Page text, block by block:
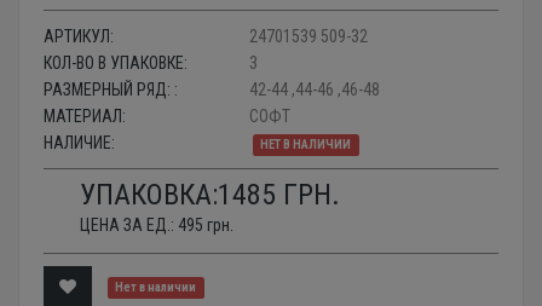
АРТИКУЛ:
24701539 509-32
КОЛ-ВО В УПАКОВКЕ:
3
РАЗМЕРНЫЙ РЯД: :
42-44 ,44-46 ,46-48
МАТЕРИАЛ:
СОФТ
НАЛИЧИЕ:
НЕТ В НАЛИЧИИ
УПАКОВКА:1485 ГРН.
ЦЕНА ЗА ЕД.: 495 грн.
Нет в наличии